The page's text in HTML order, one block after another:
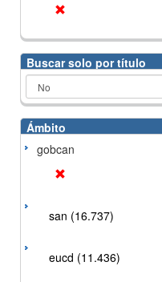
Buscar solo por título
Ámbito
gobcan
san (16.737)
eucd (11.436)